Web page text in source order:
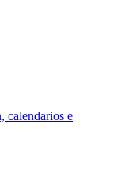
calendarios e